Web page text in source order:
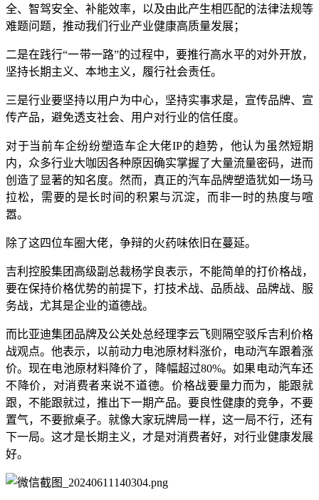
全、智驾安全、补能效率，以及由此产生相匹配的法律法规等
难题问题，推动我们行业产业健康高质量发展；
二是在践行“一带一路”的过程中，要推行高水平的对外开放，
坚持长期主义、本地主义，履行社会责任。
三是行业要坚持以用户为中心，坚持实事求是，宣传品牌、宣
传产品，避免透支社会、用户对行业的信任度。
对于当前车企纷纷塑造车企大佬IP的趋势，他认为虽然短期
内，众多行业大咖因各种原因确实掌握了大量流量密码，进而
创造了显著的知名度。然而，真正的汽车品牌塑造犹如一场马
拉松，需要的是长时间的积累与沉淀，而非一时的热度与喧
嚣。
除了这四位车圈大佬，争辩的火药味依旧在蔓延。
吉利控股集团高级副总裁杨学良表示，不能简单的打价格战，
要在保持价格优势的前提下，打技术战、品质战、品牌战、服
务战，尤其是企业的道德战。
而比亚迪集团品牌及公关处总经理李云飞则隔空驳斥吉利价格
战观点。他表示，以前动力电池原材料涨价，电动汽车跟着涨
价。现在电池原材料降价了，降幅超过80%。如果电动汽车还
不降价，对消费者来说不道德。价格战要量力而为，能跟就
跟，不能跟就过，推出下一期产品。要良性健康的竞争，不要
置气，不要掀桌子。就像大家玩牌局一样，这一局不行，还有
下一局。这才是长期主义，才是对消费者好，对行业健康发展
好。